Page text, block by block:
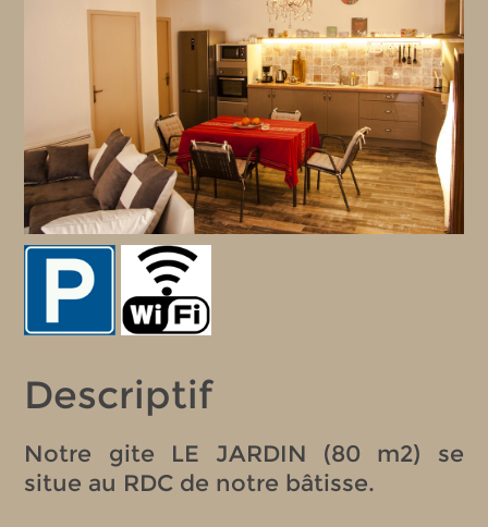
Descriptif
Notre gite LE JARDIN (80 m2) se
situe au RDC de notre bâtisse.